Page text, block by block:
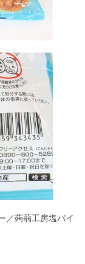
／蒟蒻工房塩パイ